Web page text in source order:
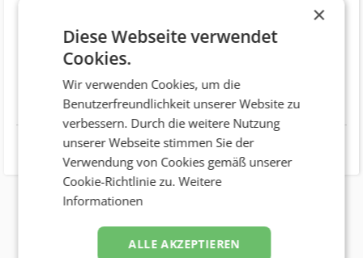
Adresse
Oberlaaer Straße 77
Telefonnummer
+43 (1) 6883601
Website
×
Diese Webseite verwendet
Cookies.
Wir verwenden Cookies, um die
Benutzerfreundlichkeit unserer Website zu
verbessern. Durch die weitere Nutzung
unserer Webseite stimmen Sie der
Verwendung von Cookies gemäß unserer
Cookie-Richtlinie zu.Weitere
Informationen
ALLE AKZEPTIEREN